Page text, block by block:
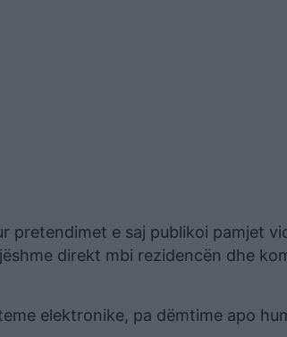
pretendimet e saj publikoi pamjet
direkt mbi rezidencën dhe
elektronike, pa dëmtime apo